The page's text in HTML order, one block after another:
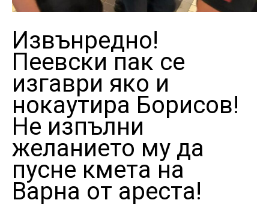
Извънредно!
Пеевски пак се
изгаври яко и
нокаутира Борисов!
Не изпълни
желанието му да
пусне кмета на
Варна от ареста!